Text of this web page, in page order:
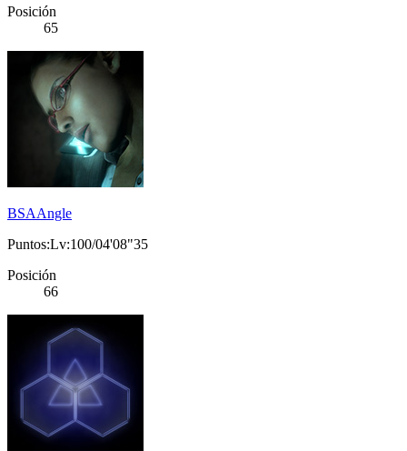
Posición
65
BSAAngle
Puntos:Lv:100/04'08"35
Posición
66